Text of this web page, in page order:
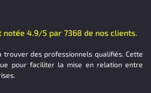
notée 4.9/5 par 7368 de nos clients.
trouver des professionnels qualifiés. Cette
pour faciliter la mise en relation entre